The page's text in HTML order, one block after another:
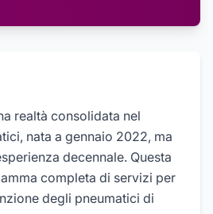
realtà consolidata nel
nata a gennaio 2022, ma
decennale. Questa
completa di servizi per
degli pneumatici di